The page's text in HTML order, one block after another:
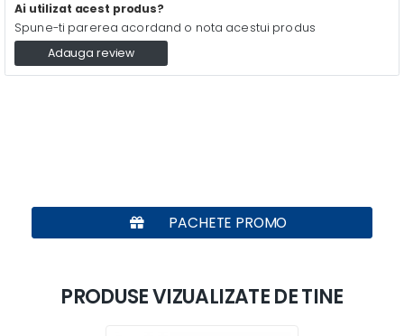
Ai utilizat acest produs?
Spune-ti parerea acordand o nota acestui produs
Adauga review
PACHETE PROMO
PRODUSE VIZUALIZATE DE TINE